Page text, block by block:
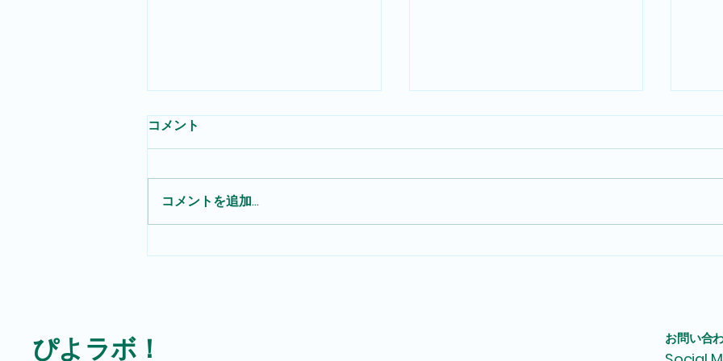
確かな「手応え」、届かなか
隠岐の島ウルトラマラソン応
マ
コメント
コメントを追加…
ぴよラボ！ お問い合